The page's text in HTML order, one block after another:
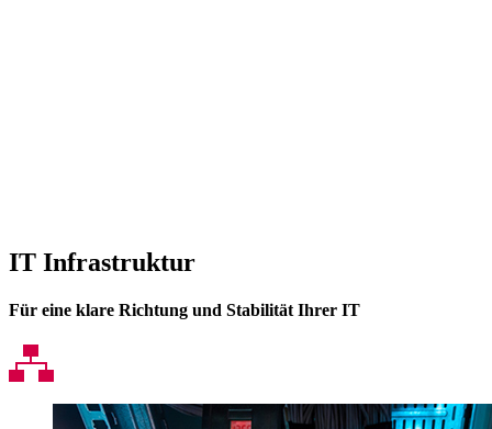
IT Infrastruktur
Für eine klare Richtung und Stabilität Ihrer IT